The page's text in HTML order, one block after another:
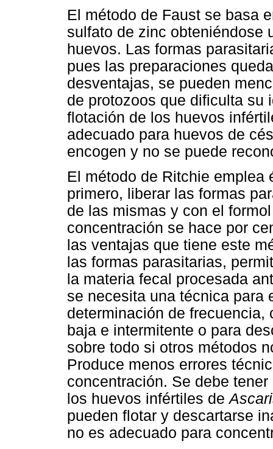
El método de Faust se basa
sulfato de zinc obteniéndose
huevos. Las formas
pues las preparaciones
desventajas, se pueden
de protozoos que dificulta su
flotación de los huevos
adecuado para huevos de
encogen y no se puede
El método de Ritchie emplea
primero, liberar las formas
de las mismas y con el
concentración se hace por
las ventajas que tiene este
las formas parasitarias,
la materia fecal procesada
se necesita una técnica para
determinación de
baja e intermitente o para
sobre todo si otros métodos
Produce menos errores
concentración. Se debe
los huevos infértiles de
pueden flotar y descartarse
no es adecuado para